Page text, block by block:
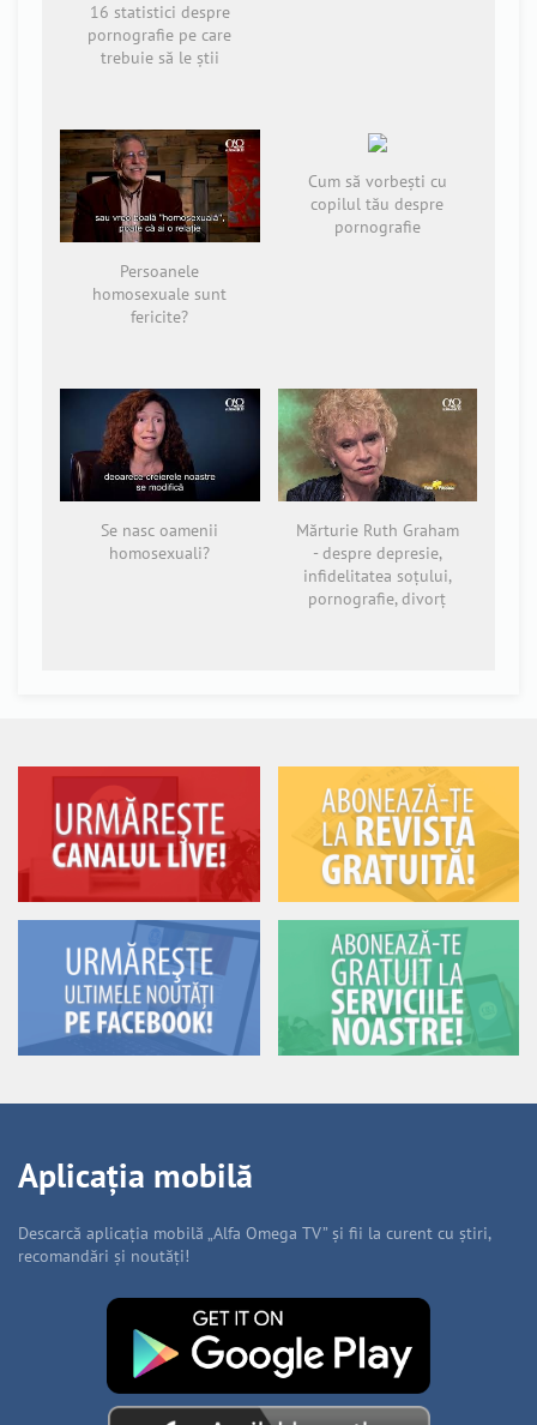
16 statistici despre
pornografie pe care
trebuie să le știi
Persoanele
homosexuale sunt
fericite?
Cum să vorbești cu
copilul tău despre
pornografie
Se nasc oamenii
homosexuali?
Mărturie Ruth Graham
- despre depresie,
infidelitatea soțului,
pornografie, divorț
Aplicația mobilă
Descarcă aplicația mobilă „Alfa Omega TV” și fii la curent cu știri,
recomandări și noutăți!